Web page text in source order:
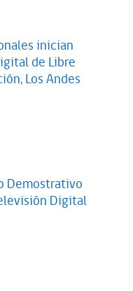
inician
de Libre
Los Andes
Demostrativo
Digital